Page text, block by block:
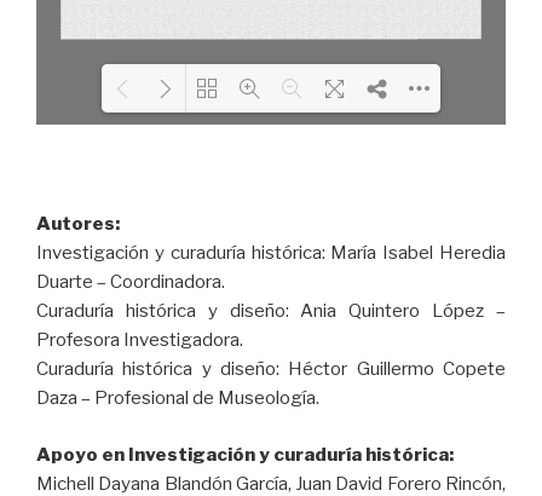
Flipbook Plugin Help
documentation.
Autores:
Investigación y curaduría histórica: María Isabel Heredia
Duarte – Coordinadora.
Curaduría histórica y diseño: Ania Quintero López –
Profesora Investigadora.
Curaduría histórica y diseño: Héctor Guillermo Copete
Daza – Profesional de Museología.
Apoyo en Investigación y curaduría histórica:
Michell Dayana Blandón García, Juan David Forero Rincón,